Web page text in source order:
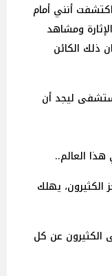
أنني أمام
ومشاهد
ذلك الكائن
ليجد أن
العالم..
يهلك
الكثيرون عن كل